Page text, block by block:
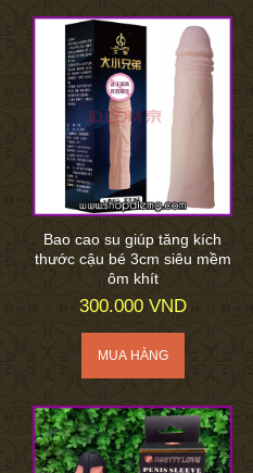
Bao cao su giúp tăng kích
thước cậu bé 3cm siêu mềm
ôm khít
300.000 VND